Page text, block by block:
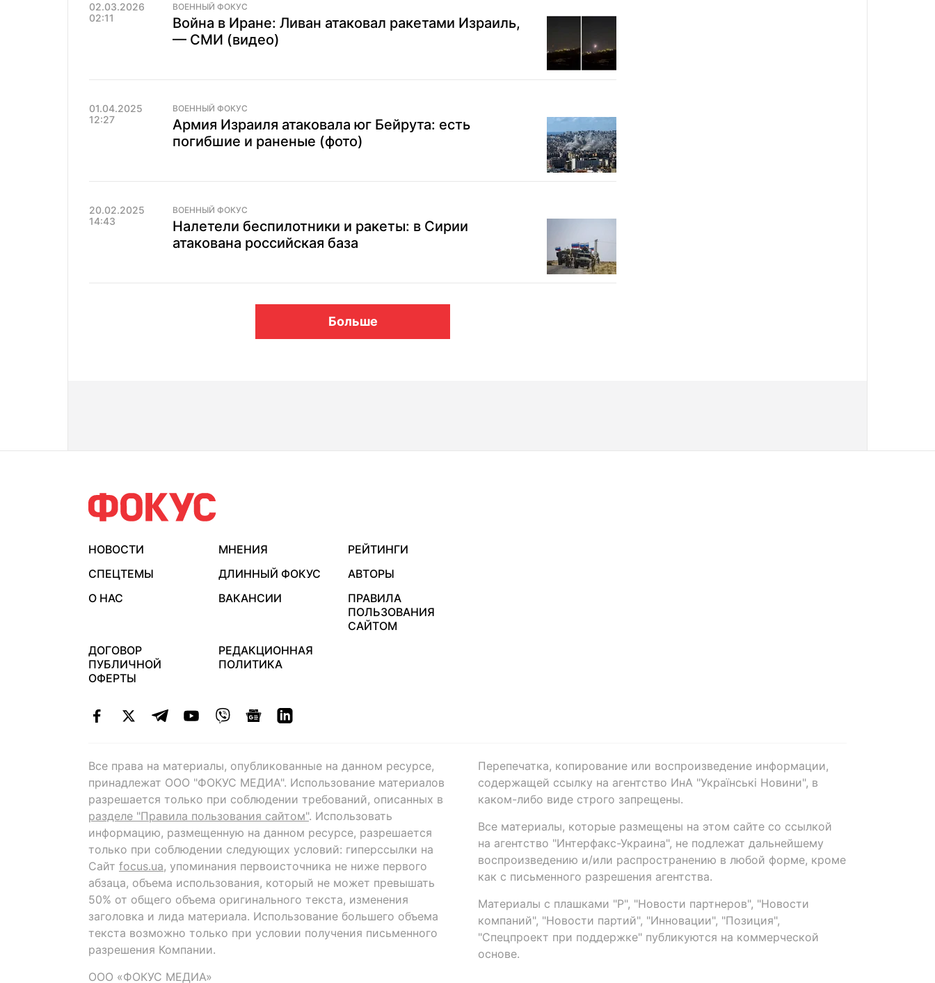
02.03.2026
02:11
ВОЕННЫЙ ФОКУС
Война в Иране: Ливан атаковал ракетами Израиль,
— СМИ (видео)
01.04.2025
12:27
ВОЕННЫЙ ФОКУС
Армия Израиля атаковала юг Бейрута: есть
погибшие и раненые (фото)
20.02.2025
14:43
ВОЕННЫЙ ФОКУС
Налетели беспилотники и ракеты: в Сирии
атакована российская база
Больше
НОВОСТИ МНЕНИЯ
РЕЙТИНГИ
СПЕЦТЕМЫ
ДЛИННЫЙ ФОКУС
АВТОРЫ
О НАС
ВАКАНСИИ
ПРАВИЛА
ПОЛЬЗОВАНИЯ
САЙТОМ
ДОГОВОР
ПУБЛИЧНОЙ
ОФЕРТЫ
РЕДАКЦИОННАЯ
ПОЛИТИКА
Все права на материалы, опубликованные на данном ресурсе,
принадлежат ООО "ФОКУС МЕДИА". Использование материалов
разрешается только при соблюдении требований, описанных в
разделе "Правила пользования сайтом". Использовать
информацию, размещенную на данном ресурсе, разрешается
только при соблюдении следующих условий: гиперссылки на
Сайт focus.ua, упоминания первоисточника не ниже первого
абзаца, объема использования, который не может превышать
50% от общего объема оригинального текста, изменения
заголовка и лида материала. Использование большего объема
текста возможно только при условии получения письменного
разрешения Компании.
ООО «ФОКУС МЕДИА»
Перепечатка, копирование или воспроизведение информации,
содержащей ссылку на агентство ИнА "Українські Новини", в
каком-либо виде строго запрещены.
Все материалы, которые размещены на этом сайте со ссылкой
на агентство "Интерфакс-Украина", не подлежат дальнейшему
воспроизведению и/или распространению в любой форме, кроме
как с письменного разрешения агентства.
Материалы с плашками "Р", "Новости партнеров", "Новости
компаний", "Новости партий", "Инновации", "Позиция",
"Спецпроект при поддержке" публикуются на коммерческой
основе.